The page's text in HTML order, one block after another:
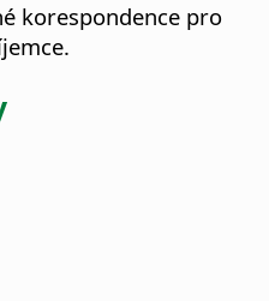
korespondence pro